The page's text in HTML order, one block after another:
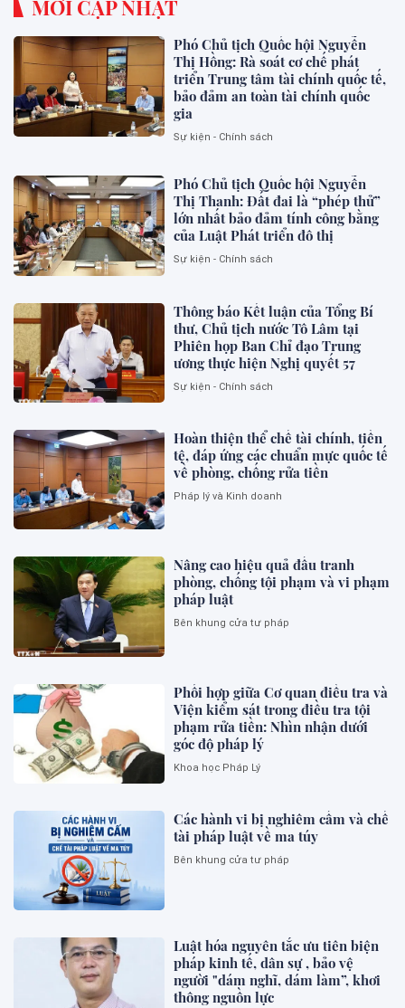
MỚI CẬP NHẬT
Phó Chủ tịch Quốc hội Nguyễn
Thị Hồng: Rà soát cơ chế phát
triển Trung tâm tài chính quốc tế,
bảo đảm an toàn tài chính quốc
gia
Sự kiện - Chính sách
Phó Chủ tịch Quốc hội Nguyễn
Thị Thanh: Đất đai là “phép thử”
lớn nhất bảo đảm tính công bằng
của Luật Phát triển đô thị
Sự kiện - Chính sách
Thông báo Kết luận của Tổng Bí
thư, Chủ tịch nước Tô Lâm tại
Phiên họp Ban Chỉ đạo Trung
ương thực hiện Nghị quyết 57
Sự kiện - Chính sách
Hoàn thiện thể chế tài chính, tiền
tệ, đáp ứng các chuẩn mực quốc tế
về phòng, chống rửa tiền
Pháp lý và Kinh doanh
Nâng cao hiệu quả đấu tranh
phòng, chống tội phạm và vi phạm
pháp luật
Bên khung cửa tư pháp
Phối hợp giữa Cơ quan điều tra và
Viện kiểm sát trong điều tra tội
phạm rửa tiền: Nhìn nhận dưới
góc độ pháp lý
Khoa học Pháp Lý
Các hành vi bị nghiêm cấm và chế
tài pháp luật về ma túy
Bên khung cửa tư pháp
Luật hóa nguyên tắc ưu tiên biện
pháp kinh tế, dân sự , bảo vệ
người "dám nghĩ, dám làm”, khơi
thông nguồn lực